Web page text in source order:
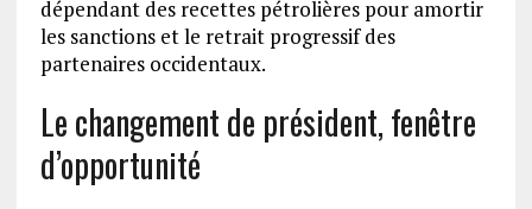
dépendant des recettes pétrolières pour amortir
les sanctions et le retrait progressif des
partenaires occidentaux.
Le changement de président, fenêtre
d’opportunité